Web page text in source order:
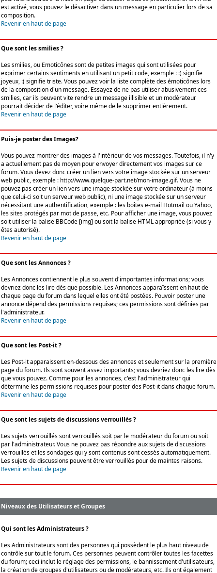
est activé, vous pouvez le désactiver dans un message en particulier lors de sa
composition.
Revenir en haut de page
Que sont les smilies ?
Les smilies, ou Emoticônes sont de petites images qui sont utilisées pour
exprimer certains sentiments en utilisant un petit code, exemple : :) signifie
joyeux, :( signifie triste. Vous pouvez voir la liste complète des émoticônes lors
de la composition d'un message. Essayez de ne pas utiliser abusivement ces
smilies, car ils peuvent vite rendre un message illisible et un modérateur
pourrait décider de l'éditer, voire même de le supprimer entièrement.
Revenir en haut de page
Puis-je poster des Images?
Vous pouvez montrer des images à l'intérieur de vos messages. Toutefois, il n'y
a actuellement pas de moyen pour envoyer directement vos images sur ce
forum. Vous devez donc créer un lien vers votre image stockée sur un serveur
web public, exemple : http://www.quelque-part.net/mon-image.gif. Vous ne
pouvez pas créer un lien vers une image stockée sur votre ordinateur (à moins
que celui-ci soit un serveur web public), ni une image stockée sur un serveur
nécessitant une authentification, exemple : les boîtes e-mail Hotmail ou Yahoo,
les sites protégés par mot de passe, etc. Pour afficher une image, vous pouvez
soit utiliser la balise BBCode [img] ou soit la balise HTML appropriée (si vous y
êtes autorisé).
Revenir en haut de page
Que sont les Annonces ?
Les Annonces contiennent le plus souvent d'importantes informations; vous
devriez donc les lire dès que possible. Les Annonces apparaîssent en haut de
chaque page du forum dans lequel elles ont été postées. Pouvoir poster une
annonce dépend des permissions requises; ces permissions sont définies par
l'administrateur.
Revenir en haut de page
Que sont les Post-it ?
Les Post-it apparaissent en-dessous des annonces et seulement sur la première
page du forum. Ils sont souvent assez importants; vous devriez donc les lire dès
que vous pouvez. Comme pour les annonces, c'est l'administrateur qui
détermine les permissions requises pour poster des Post-it dans chaque forum.
Revenir en haut de page
Que sont les sujets de discussions verrouillés ?
Les sujets verrouillés sont verrouillés soit par le modérateur du forum ou soit
par l'administrateur. Vous ne pouvez pas répondre aux sujets de discussions
verrouillés et les sondages qui y sont contenus sont cessés automatiquement.
Les sujets de discussions peuvent être verrouillés pour de maintes raisons.
Revenir en haut de page
Niveaux des Utilisateurs et Groupes
Qui sont les Administrateurs ?
Les Administrateurs sont des personnes qui possèdent le plus haut niveau de
contrôle sur tout le forum. Ces personnes peuvent contrôler toutes les facettes
du forum; ceci inclut le réglage des permissions, le bannissement d'utilisateurs,
la création de groupes d'utilisateurs ou de modérateurs, etc. Ils ont également